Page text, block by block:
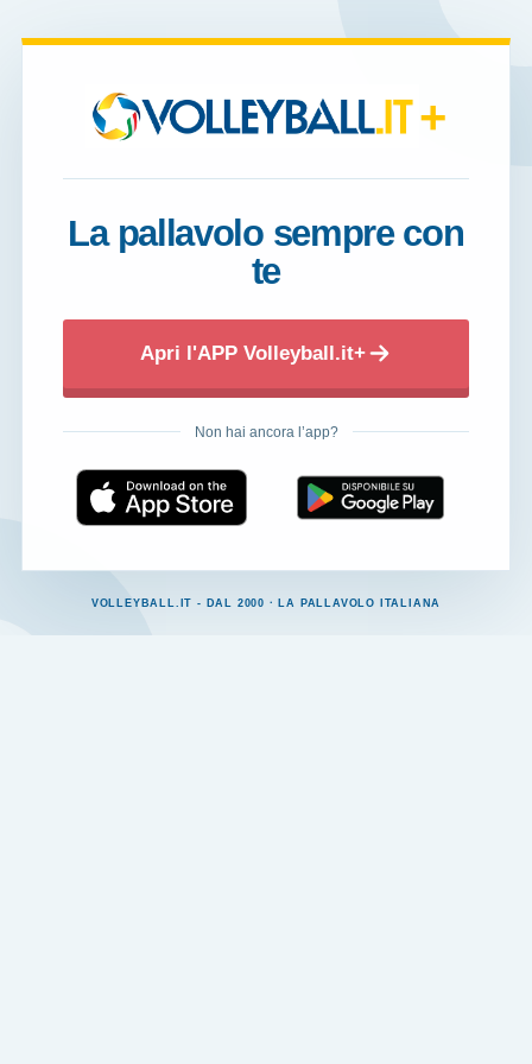
+
La pallavolo sempre con
te
Apri l'APP Volleyball.it+
Non hai ancora l’app?
VOLLEYBALL.IT - DAL 2000 · LA PALLAVOLO ITALIANA